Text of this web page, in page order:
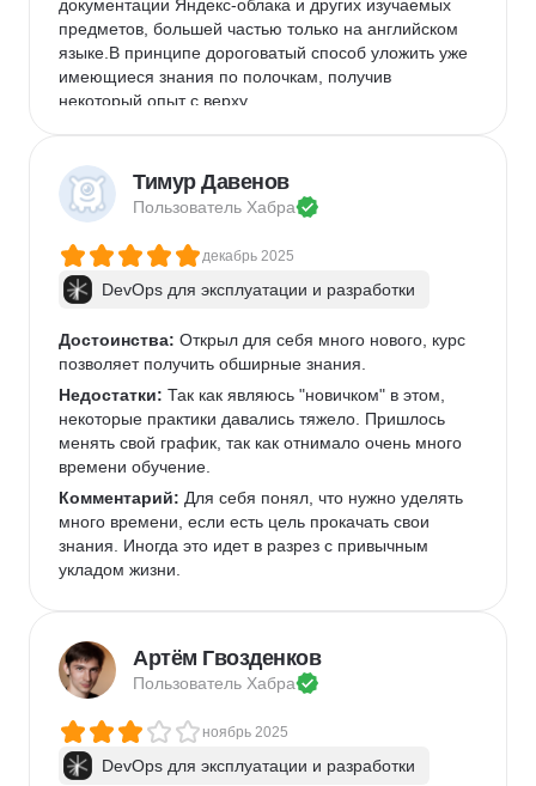
документации Яндекс-облака и других изучаемых
предметов, большей частью только на английском
языке.В принципе дороговатый способ уложить уже
имеющиеся знания по полочкам, получив
некоторый опыт с верху.
Тимур Давенов
Пользователь Хабра
декабрь 2025
DevOps для эксплуатации и разработки
Достоинства: Открыл для себя много нового, курс
позволяет получить обширные знания.
Недостатки: Так как являюсь "новичком" в этом,
некоторые практики давались тяжело. Пришлось
менять свой график, так как отнимало очень много
времени обучение.
Комментарий: Для себя понял, что нужно уделять
много времени, если есть цель прокачать свои
знания. Иногда это идет в разрез с привычным
укладом жизни.
Артём Гвозденков
Пользователь Хабра
ноябрь 2025
DevOps для эксплуатации и разработки